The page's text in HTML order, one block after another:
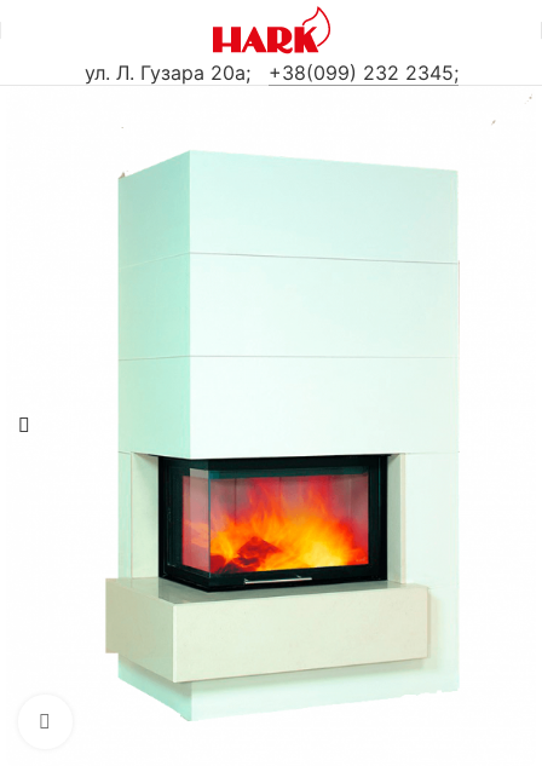
ул. Л. Гузара 20а; +38(099) 232 2345;
Нажмите, чтобы увеличить